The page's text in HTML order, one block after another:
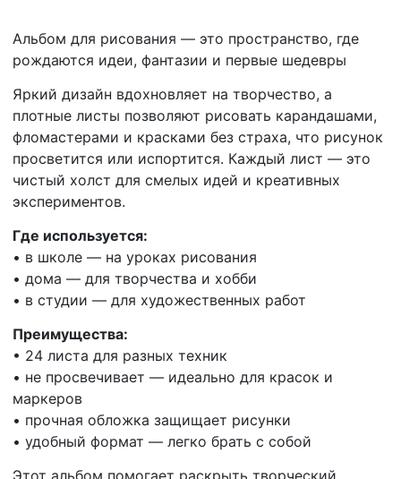
Альбом для рисования — это пространство, где
рождаются идеи, фантазии и первые шедевры
Яркий дизайн вдохновляет на творчество, а
плотные листы позволяют рисовать карандашами,
фломастерами и красками без страха, что рисунок
просветится или испортится. Каждый лист — это
чистый холст для смелых идей и креативных
экспериментов.
Где используется:
• в школе — на уроках рисования
• дома — для творчества и хобби
• в студии — для художественных работ
Преимущества:
• 24 листа для разных техник
• не просвечивает — идеально для красок и
маркеров
• прочная обложка защищает рисунки
• удобный формат — легко брать с собой
Этот альбом помогает раскрыть творческий